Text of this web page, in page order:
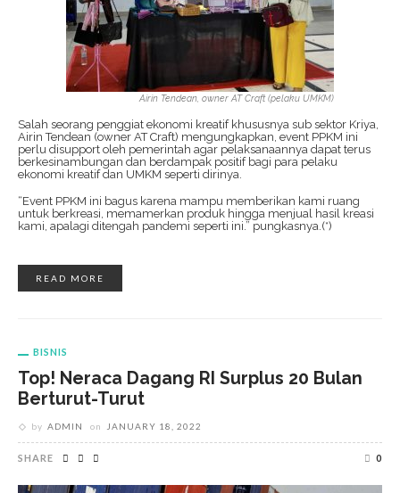
Airin Tendean, owner AT Craft (pelaku UMKM)
Salah seorang penggiat ekonomi kreatif khususnya sub sektor Kriya,
Airin Tendean (owner AT Craft) mengungkapkan, event PPKM ini
perlu disupport oleh pemerintah agar pelaksanaannya dapat terus
berkesinambungan dan berdampak positif bagi para pelaku
ekonomi kreatif dan UMKM seperti dirinya.
“Event PPKM ini bagus karena mampu memberikan kami ruang
untuk berkreasi, memamerkan produk hingga menjual hasil kreasi
kami, apalagi ditengah pandemi seperti ini.” pungkasnya.(*)
READ MORE
BISNIS
Top! Neraca Dagang RI Surplus 20 Bulan
Berturut-Turut
by ADMIN on JANUARY 18, 2022
SHARE 0